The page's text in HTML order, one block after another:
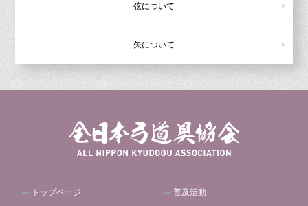
弦について
矢について
トップページ 普及活動